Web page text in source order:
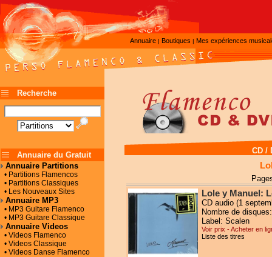
Annuaire | Boutiques | Mes expériences
Recherche
Annuaire du Gratuit
Annuaire Partitions
• Partitions Flamencos
• Partitions Classiques
• Les Nouveaux Sites
Annuaire MP3
• MP3 Guitare Flamenco
• MP3 Guitare Classique
Annuaire Videos
• Videos Flamenco
• Videos Classique
• Videos Danse Flamenco
CD /
Lole y Manuel:
CD audio (1
Nombre de
Label: Scalen
Voir prix - Acheter en
Liste des titres